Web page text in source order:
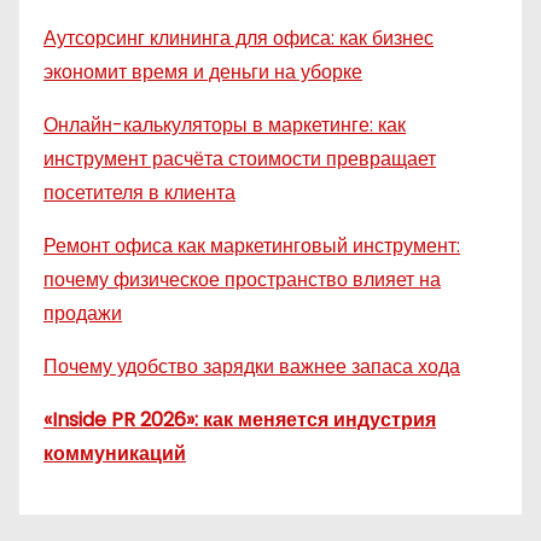
Аутсорсинг клининга для офиса: как бизнес
экономит время и деньги на уборке
Онлайн-калькуляторы в маркетинге: как
инструмент расчёта стоимости превращает
посетителя в клиента
Ремонт офиса как маркетинговый инструмент:
почему физическое пространство влияет на
продажи
Почему удобство зарядки важнее запаса хода
«Inside PR 2026»: как меняется индустрия
коммуникаций